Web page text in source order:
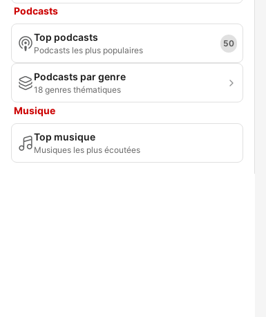
Podcasts
Top podcasts
Podcasts les plus populaires
50
Podcasts par genre
18 genres thématiques
Musique
Top musique
Musiques les plus écoutées